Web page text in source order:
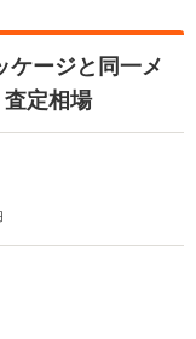
ケージと同一メ
定相場